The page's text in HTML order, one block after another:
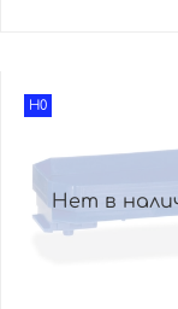
Нет в
H0